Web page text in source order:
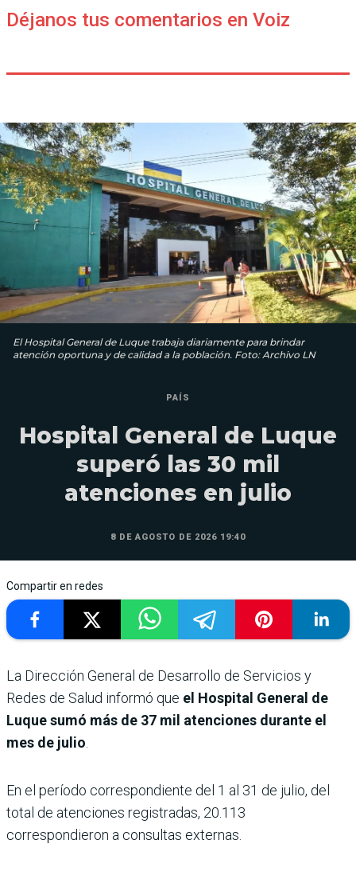
Déjanos tus comentarios en Voiz
El Hospital General de Luque trabaja diariamente para brindar
atención oportuna y de calidad a la población. Foto: Archivo LN
PAÍS
Hospital General de Luque
superó las 30 mil
atenciones en julio
8 DE AGOSTO DE 2026 19:40
Compartir en redes
La Dirección General de Desarrollo de Servicios y
Redes de Salud informó que el Hospital General de
Luque sumó más de 37 mil atenciones durante el
mes de julio
En el período correspondiente del 1 al 31 de julio, del
total de atenciones registradas, 20.113
correspondieron a consultas externas.